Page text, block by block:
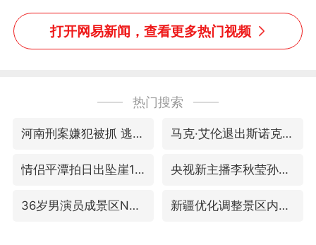
些不一样
风口未延伸到外墙
打开网易新闻，查看更多热门视频
热门搜索
河南刑案嫌犯被抓 逃窜时伤害多人 马克·艾伦退出斯诺克中国公开赛
情侣平潭拍日出坠崖1死1伤 央视新主播李秋莹孙亚鹏亮相
36岁男演员成景区NPC后人气爆棚 新疆优化调整景区内自驾服务费